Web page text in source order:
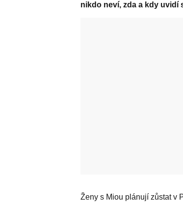
nikdo neví, zda a kdy uvidí
Ženy s Miou plánují zůstat v